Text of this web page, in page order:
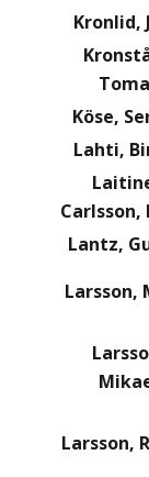
Kronlid,
Köse,
Lahti,
Carlsson,
Lantz,
Larsson,
Larsson,